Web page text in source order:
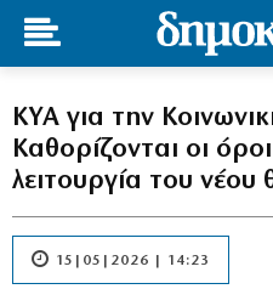
ΚΥΑ για την
Καθορίζονται οι
λειτουργία του νέου
15|05|2026 | 14:23